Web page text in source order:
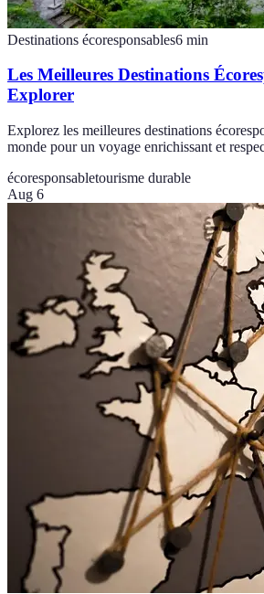
Destinations écoresponsables6 min
Les Meilleures Destinations
Explorer
Explorez les meilleures destinations
monde pour un voyage enrichissant et
écoresponsabletourisme durable
Aug 6